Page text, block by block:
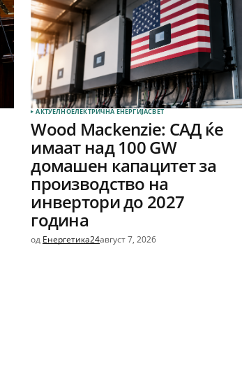
АКТУЕЛНОЕЛЕКТРИЧНА ЕНЕРГИЈАСВЕТ
Wood Mackenzie: САД ќе
имаат над 100 GW
домашен капацитет за
производство на
инвертори до 2027
година
од Енергетика24август 7, 2026